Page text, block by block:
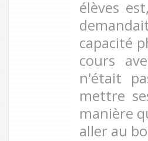
élèves
capacité
cours
n'était
mettre
manière
aller au